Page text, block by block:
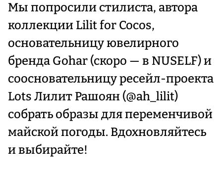
Мы попросили стилиста, автора
коллекции Lilit for Cocos,
основательницу ювелирного
бренда Gohar (скоро — в NUSELF) и
соосновательницу ресейл-проекта
Lots Лилит Рашоян (@ah_lilit)
собрать образы для переменчивой
майской погоды. Вдохновляйтесь
и выбирайте!